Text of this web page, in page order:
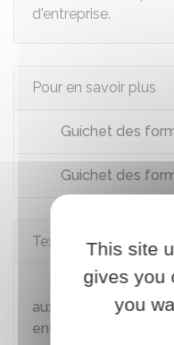
d'entreprise.
Pour en savoir plus
Guichet des
Guichet des
Textes de référence
Décret n°
aux droits dus au
entreprises et
This site
gives you
you